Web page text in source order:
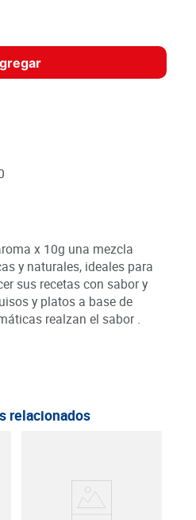
x 10g una mezcla
y naturales, ideales para
sus recetas con sabor y
y platos a base de
realzan el sabor .
relacionados